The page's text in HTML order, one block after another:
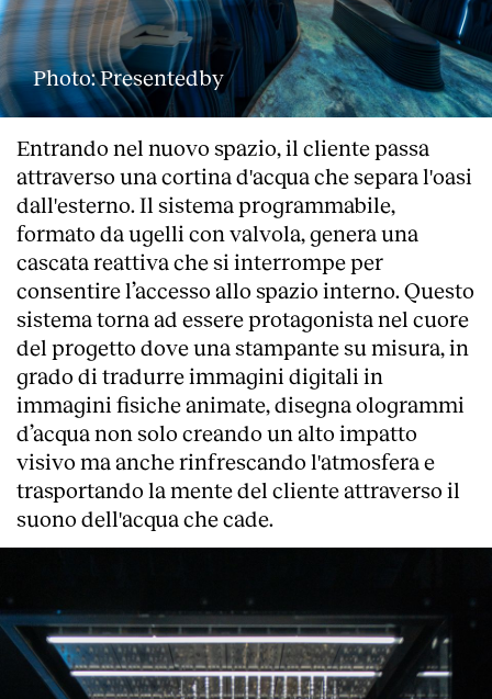
About
Photo: Presentedby
Entrando nel nuovo spazio, il cliente passa
attraverso una cortina d'acqua che separa l'oasi
dall'esterno. Il sistema programmabile,
formato da ugelli con valvola, genera una
cascata reattiva che si interrompe per
consentire l’accesso allo spazio interno. Questo
sistema torna ad essere protagonista nel cuore
del progetto dove una stampante su misura, in
grado di tradurre immagini digitali in
immagini fisiche animate, disegna ologrammi
d’acqua non solo creando un alto impatto
visivo ma anche rinfrescando l'atmosfera e
trasportando la mente del cliente attraverso il
suono dell'acqua che cade.